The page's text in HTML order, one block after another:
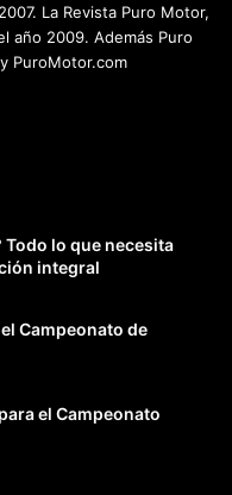
La Revista Puro Motor,
año 2009. Además Puro
PuroMotor.com
Todo lo que necesita
integral
Campeonato de
el Campeonato